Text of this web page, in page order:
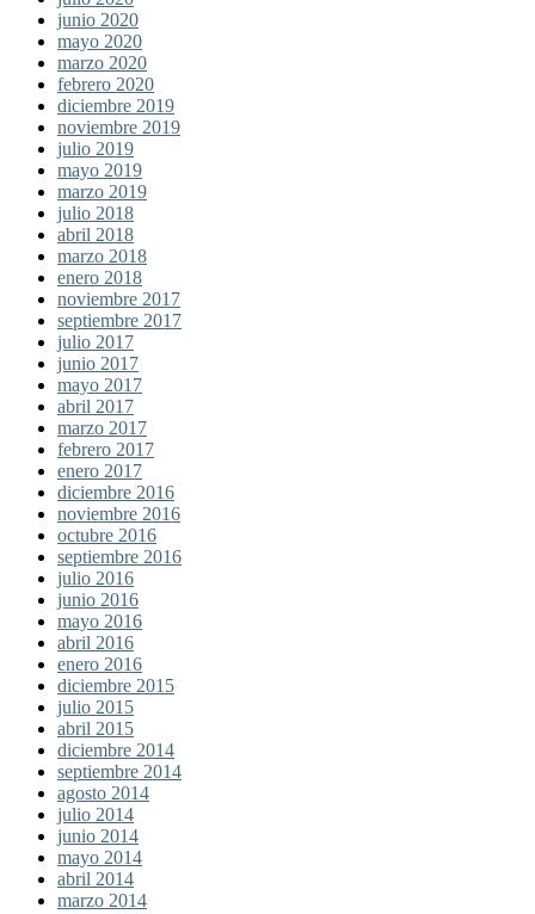
junio 2020
mayo 2020
marzo 2020
febrero 2020
diciembre 2019
noviembre 2019
julio 2019
mayo 2019
marzo 2019
julio 2018
abril 2018
marzo 2018
enero 2018
noviembre 2017
septiembre 2017
julio 2017
junio 2017
mayo 2017
abril 2017
marzo 2017
febrero 2017
enero 2017
diciembre 2016
noviembre 2016
octubre 2016
septiembre 2016
julio 2016
junio 2016
mayo 2016
abril 2016
enero 2016
diciembre 2015
julio 2015
abril 2015
diciembre 2014
septiembre 2014
agosto 2014
julio 2014
junio 2014
mayo 2014
abril 2014
marzo 2014